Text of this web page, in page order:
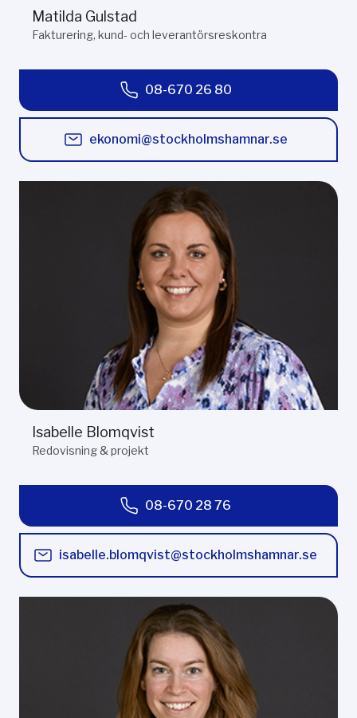
Matilda Gulstad
Fakturering, kund- och leverantörsreskontra
08-670 26 80
ekonomi@stockholmshamnar.se
Isabelle Blomqvist
Redovisning & projekt
08-670 28 76
isabelle.blomqvist@stockholmshamnar.se